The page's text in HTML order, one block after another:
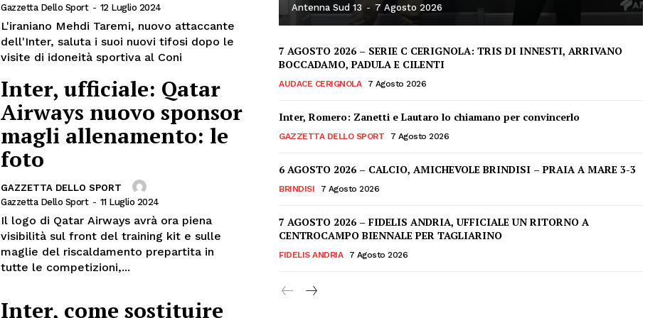
Gazzetta Dello Sport - 12 Luglio 2024
L'iraniano Mehdi Taremi, nuovo attaccante
dell'Inter, saluta i suoi nuovi tifosi dopo le
visite di idoneità sportiva al Coni
Inter, ufficiale: Qatar
Airways nuovo sponsor
magli allenamento: le
foto
GAZZETTA DELLO SPORT
Gazzetta Dello Sport - 11 Luglio 2024
Il logo di Qatar Airways avrà ora piena
visibilità sul front del training kit e sulle
maglie del riscaldamento prepartita in
tutte le competizioni,...
Inter, come sostituire
Antenna Sud 13 - 7 Agosto 2026
7 AGOSTO 2026 – SERIE C CERIGNOLA: TRIS DI INNESTI, ARRIVANO
BOCCADAMO, PADULA E CILENTI
AUDACE CERIGNOLA 7 Agosto 2026
Inter, Romero: Zanetti e Lautaro lo chiamano per convincerlo
GAZZETTA DELLO SPORT 7 Agosto 2026
6 AGOSTO 2026 – CALCIO, AMICHEVOLE BRINDISI – PRAIA A MARE 3-3
BRINDISI 7 Agosto 2026
7 AGOSTO 2026 – FIDELIS ANDRIA, UFFICIALE UN RITORNO A
CENTROCAMPO BIENNALE PER TAGLIARINO
FIDELIS ANDRIA 7 Agosto 2026